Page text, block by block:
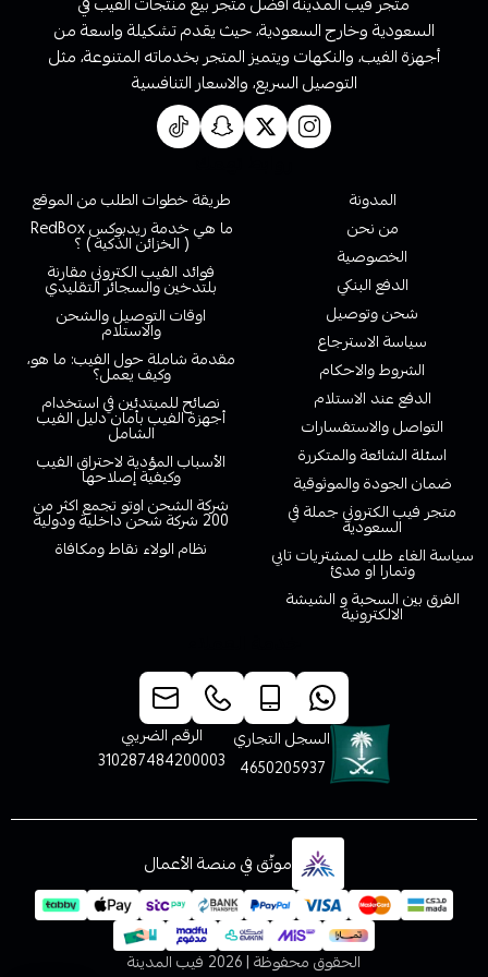
السعودية وخارج السعودية، حيث يقدم تشكيلة واسعة من
أجهزة الفيب، والنكهات ويتميز المتجر بخدماته المتنوعة، مثل
التوصيل السريع، والاسعار التنافسية
المدونة
من نحن
الخصوصية
الدفع البنكي
شحن وتوصيل
سياسة الاسترجاع
الشروط والاحكام
الدفع عند الاستلام
التواصل والاستفسارات
اسئلة الشائعة والمتكررة
ضمان الجودة والموثوقية
متجر فيب الكتروني جملة في
السعودية
سياسة الغاء طلب لمشتريات تابي
وتمارا او مدئ
الفرق بين السحبة و الشيشة
الالكترونية
طريقة خطوات الطلب من الموقع
ما هي خدمة ريدبوكس RedBox
( الخزائن الذكية ) ؟
فوائد الفيب الكتروني مقارنة
بلتدخين والسجائر التقليدي
اوقات التوصيل والشحن
والاستلام
مقدمة شاملة حول الفيب: ما هو،
وكيف يعمل؟
نصائح للمبتدئين في استخدام
أجهزة الفيب بأمان دليل الفيب
الشامل
الأسباب المؤدية لاحتراق الفيب
وكيفية إصلاحها
شركة الشحن اوتو تجمع اكثر من
200 شركة شحن داخلية ودولية
نظام الولاء نقاط ومكافاة
السجل التجاري
4650205937
الرقم الضريبي
310287484200003
موثّق في منصة الأعمال
الحقوق محفوظة | 2026 فيب المدينة